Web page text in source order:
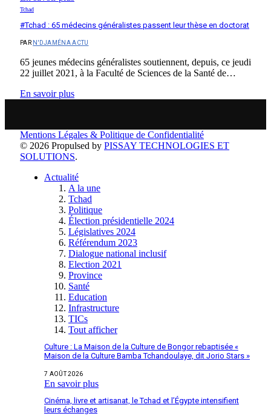
Tchad
#Tchad : 65 médecins généralistes passent leur thèse en doctorat
PAR N'DJAMÉNA ACTU
65 jeunes médecins généralistes soutiennent, depuis, ce jeudi
22 juillet 2021, à la Faculté de Sciences de la Santé de…
En savoir plus
Mentions Légales & Politique de Confidentialité
© 2026 Propulsed by PISSAY TECHNOLOGIES ET
SOLUTIONS.
Actualité
A la une
Tchad
Politique
Élection présidentielle 2024
Législatives 2024
Référendum 2023
Dialogue national inclusif
Election 2021
Province
Santé
Education
Infrastructure
TICs
Tout afficher
Culture : La Maison de la Culture de Bongor rebaptisée «
Maison de la Culture Bamba Tchandoulaye, dit Jorio Stars »
7 AOÛT 2026
En savoir plus
Cinéma, livre et artisanat, le Tchad et l’Égypte intensifient
leurs échanges